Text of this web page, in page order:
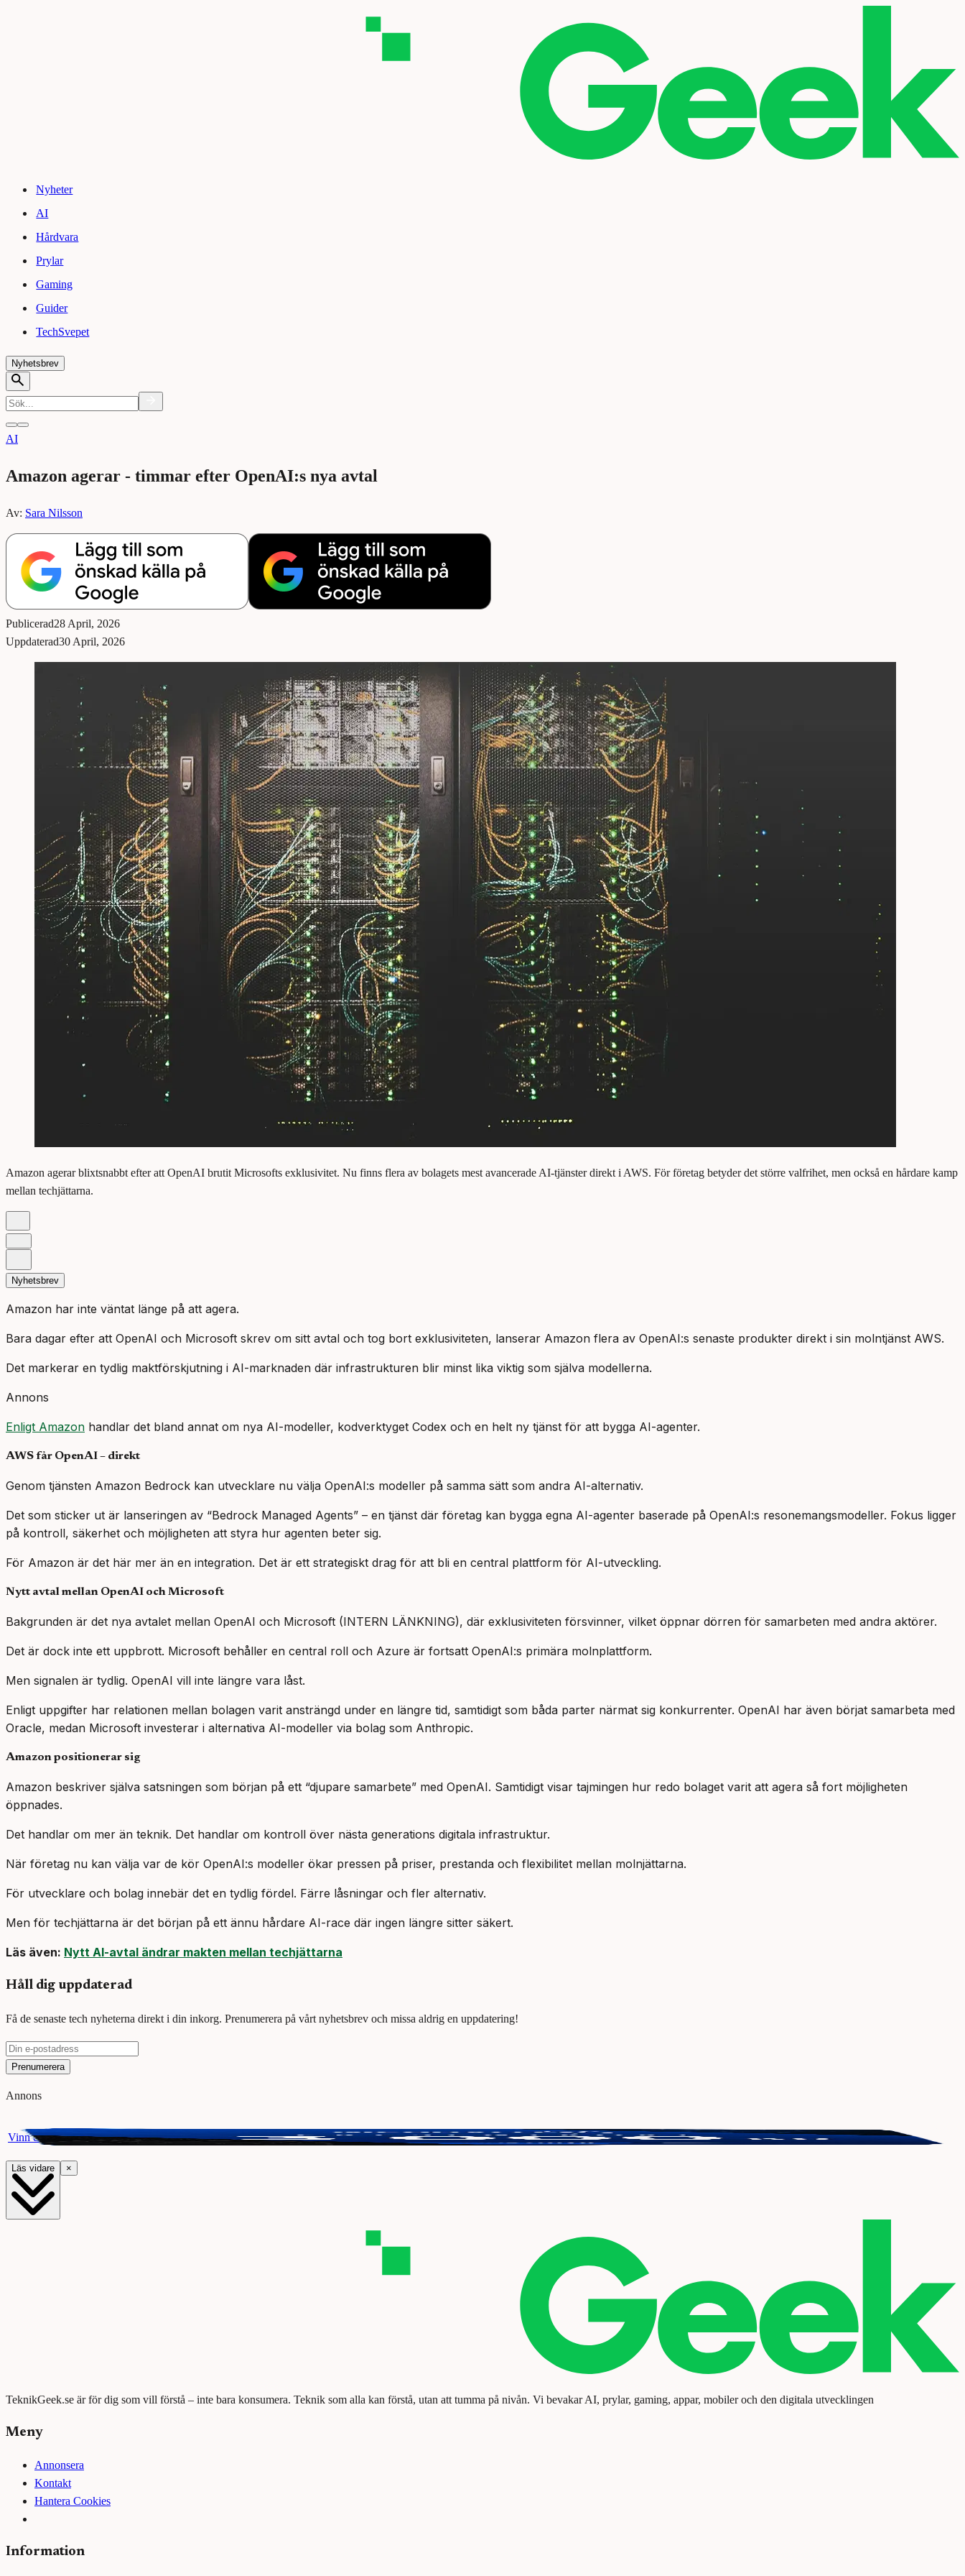
Nyheter
AI
Hårdvara
Prylar
Gaming
Guider
TechSvepet
Nyhetsbrev
AI
Amazon agerar - timmar efter OpenAI:s nya avtal
Av: Sara Nilsson
Publicerad28 April, 2026
Uppdaterad30 April, 2026
Amazon agerar blixtsnabbt efter att OpenAI brutit Microsofts exklusivitet. Nu finns flera av bolagets mest avancerade AI-tjänster direkt i AWS. För företag betyder det större valfrihet, men också en hårdare kamp
mellan techjättarna.
Nyhetsbrev
Amazon har inte väntat länge på att agera.
Bara dagar efter att OpenAI och Microsoft skrev om sitt avtal och tog bort exklusiviteten, lanserar Amazon flera av OpenAI:s senaste produkter direkt i sin molntjänst AWS.
Det markerar en tydlig maktförskjutning i AI-marknaden där infrastrukturen blir minst lika viktig som själva modellerna.
Annons
Enligt Amazon handlar det bland annat om nya AI-modeller, kodverktyget Codex och en helt ny tjänst för att bygga AI-agenter.
AWS får OpenAI – direkt
Genom tjänsten Amazon Bedrock kan utvecklare nu välja OpenAI:s modeller på samma sätt som andra AI-alternativ.
Det som sticker ut är lanseringen av “Bedrock Managed Agents” – en tjänst där företag kan bygga egna AI-agenter baserade på OpenAI:s resonemangsmodeller. Fokus ligger
på kontroll, säkerhet och möjligheten att styra hur agenten beter sig.
För Amazon är det här mer än en integration. Det är ett strategiskt drag för att bli en central plattform för AI-utveckling.
Nytt avtal mellan OpenAI och Microsoft
Bakgrunden är det nya avtalet mellan OpenAI och Microsoft (INTERN LÄNKNING), där exklusiviteten försvinner, vilket öppnar dörren för samarbeten med andra aktörer.
Det är dock inte ett uppbrott. Microsoft behåller en central roll och Azure är fortsatt OpenAI:s primära molnplattform.
Men signalen är tydlig. OpenAI vill inte längre vara låst.
Enligt uppgifter har relationen mellan bolagen varit ansträngd under en längre tid, samtidigt som båda parter närmat sig konkurrenter. OpenAI har även börjat samarbeta med
Oracle, medan Microsoft investerar i alternativa AI-modeller via bolag som Anthropic.
Amazon positionerar sig
Amazon beskriver själva satsningen som början på ett “djupare samarbete” med OpenAI. Samtidigt visar tajmingen hur redo bolaget varit att agera så fort möjligheten
öppnades.
Det handlar om mer än teknik. Det handlar om kontroll över nästa generations digitala infrastruktur.
När företag nu kan välja var de kör OpenAI:s modeller ökar pressen på priser, prestanda och flexibilitet mellan molnjättarna.
För utvecklare och bolag innebär det en tydlig fördel. Färre låsningar och fler alternativ.
Men för techjättarna är det början på ett ännu hårdare AI-race där ingen längre sitter säkert.
Läs även: Nytt AI-avtal ändrar makten mellan techjättarna
Håll dig uppdaterad
Få de senaste tech nyheterna direkt i din inkorg. Prenumerera på vårt nyhetsbrev och missa aldrig en uppdatering!
Prenumerera
Annons
Vinn ett presentkort på Webhallen. Delta i vår giveaway för chansen att vinna 3000 kr.
Läs vidare ×
TeknikGeek.se är för dig som vill förstå – inte bara konsumera. Teknik som alla kan förstå, utan att tumma på nivån. Vi bevakar AI, prylar, gaming, appar, mobiler och den digitala utvecklingen
Meny
Annonsera
Kontakt
Hantera Cookies
Information